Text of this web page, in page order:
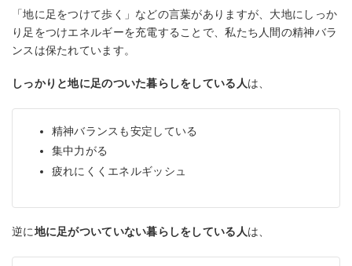
「地に足をつけて歩く」などの言葉がありますが、大地にしっか
り足をつけエネルギーを充電することで、私たち人間の精神バラ
ンスは保たれています。
しっかりと地に足のついた暮らしをしている人は、
精神バランスも安定している
集中力がる
疲れにくくエネルギッシュ
逆に地に足がついていない暮らしをしている人は、